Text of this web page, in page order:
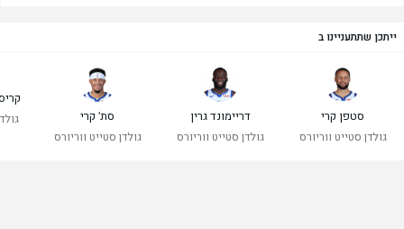
ייתכן שתתעניינו ב
סטפן קרי
גולדן סטייט ווריורס
דריימונד גרין
גולדן סטייט ווריורס
סת' קרי
גולדן סטייט ווריורס